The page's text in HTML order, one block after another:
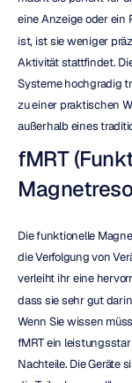
eine Anzeige oder ein
ist, ist sie weniger
Aktivität stattfindet.
Systeme hochgradig
zu einer praktischen
außerhalb eines
fMRT
Die funktionelle
die Verfolgung von
verleiht ihr eine
dass sie sehr gut
Wenn Sie wissen
fMRT ein
Nachteile. Die Geräte